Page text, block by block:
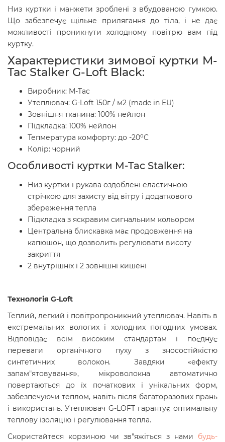
Низ куртки і манжети зроблені з вбудованою гумкою.
Що забезпечує щільне прилягання до тіла, і не дає
можливості проникнути холодному повітрю вам під
куртку.
Характеристики зимової куртки M-
Tac Stalker G-Loft Black:
Виробник: M-Tac
Утеплювач: G-Loft 150г / м2 (made in EU)
Зовнішня тканина: 100% нейлон
Підкладка: 100% нейлон
Тепмература комфорту: до -20oC
Колір: чорний
Особливості куртки M-Tac Stalker:
Низ куртки і рукава оздоблені еластичною
стрічкою для захисту від вітру і додаткового
збереження тепла
Підкладка з яскравим сигнальним кольором
Центральна блискавка має продовження на
капюшон, що дозволить регулювати висоту
закриття
2 внутрішніх і 2 зовнішні кишені
Технологія G-Loft
Теплий, легкий і повітропроникний утеплювач. Навіть в
екстремальних вологих і холодних погодних умовах.
Відповідає всім високим стандартам і поєднує
переваги органічного пуху з зносостійкістю
синтетичних волокон. Завдяки «ефекту
запам"ятовування», мікроволокна автоматично
повертаються до їх початкових і унікальних форм,
забезпечуючи теплом, навіть після багаторазових прань
і використань. Утеплювач G-LOFT гарантує оптимальну
теплову ізоляцію і регулювання тепла.
Скористайтеся корзиною чи зв"яжіться з нами будь-